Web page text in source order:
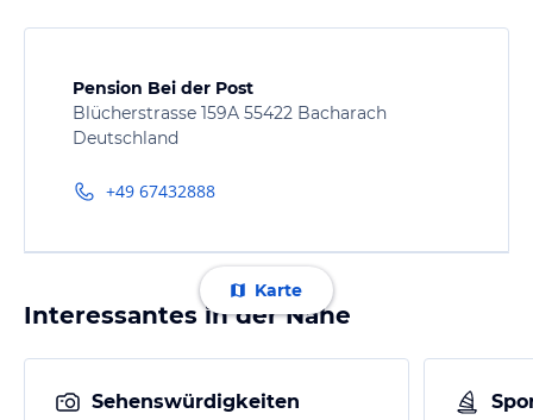
Pension Bei der Post
Blücherstrasse 159A 55422 Bacharach
Deutschland
+49 67432888
Karte
Interessantes in der Nähe
Sehenswürdigkeiten